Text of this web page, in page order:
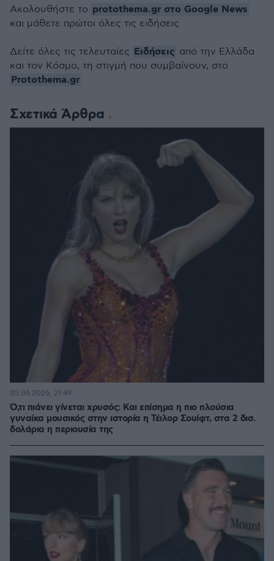
Σχετικά Άρθρα
Ό,τι πιάνει γίνεται χρυσός: Και επίσημα η πιο πλούσια
γυναίκα μουσικός στην ιστορία η Τέιλορ Σουίφτ, στα 2 δισ.
δολάρια η περιουσία της
05.06.2026, 21:49
Ακολουθήστε το protothema.gr στο Google News
και μάθετε πρώτοι όλες τις ειδήσεις
Δείτε όλες τις τελευταίες Ειδήσεις από την Ελλάδα
και τον Κόσμο, τη στιγμή που συμβαίνουν, στο
Protothema.gr